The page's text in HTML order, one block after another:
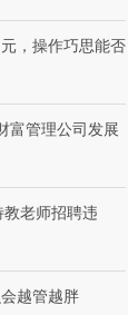
，操作巧思能否
富管理公司发展
教老师招聘违
越管越胖